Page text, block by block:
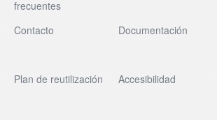
frecuentes
Contacto Documentación
Plan de reutilización
Accesibilidad